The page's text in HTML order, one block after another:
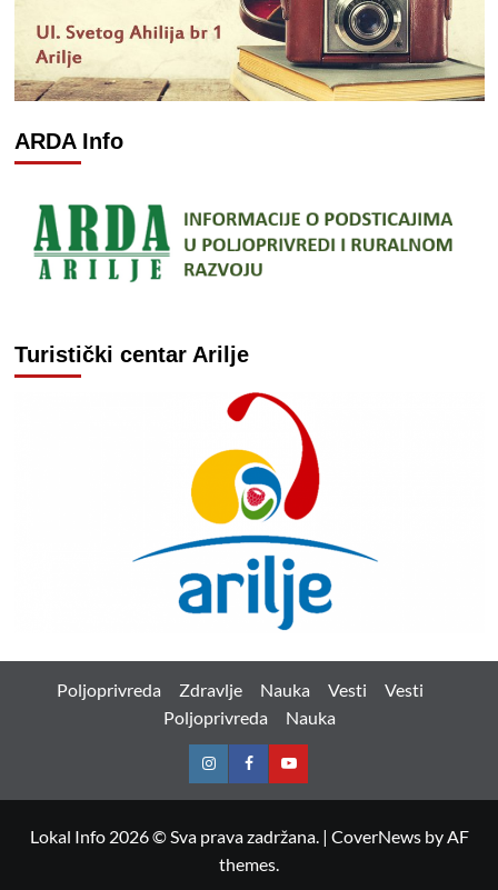
ARDA Info
Turistički centar Arilje
Poljoprivreda Zdravlje Nauka Vesti
Vesti
Poljoprivreda
Nauka
InstagramFacebookYoutube
Lokal Info 2026 © Sva prava zadržana. | CoverNewsby AF
themes.